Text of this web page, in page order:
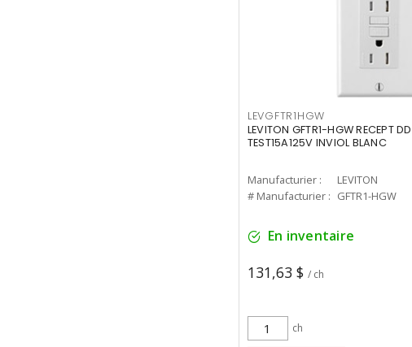
LEVGFTR1HGW
LEVITON GFTR1-HGW RECEPT
TEST15A125V INVIOL BLANC
Manufacturier :
LEVITON
# Manufacturier : GFTR1-HGW
En inventaire
131,63 $ / ch
ch